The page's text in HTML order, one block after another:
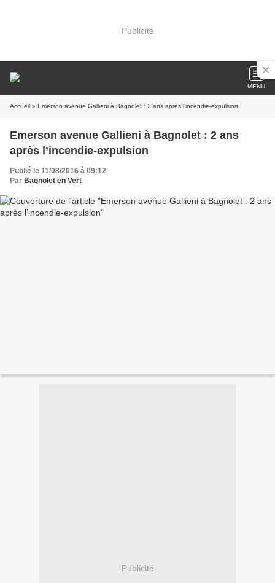
Publicité
MENU
Accueil » Emerson avenue Gallieni à Bagnolet : 2 ans après l’incendie-expulsion
Emerson avenue Gallieni à Bagnolet : 2 ans
après l’incendie-expulsion
Publié le 11/08/2016 à 09:12
Par Bagnolet en Vert
Publicité